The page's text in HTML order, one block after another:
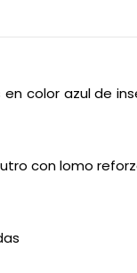
color azul de
con lomo